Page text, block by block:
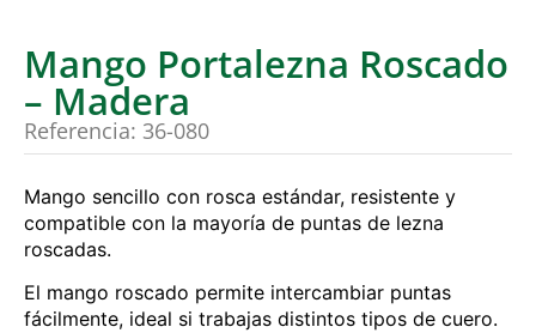
Mango Portalezna Roscado
– Madera
Referencia: 36-080
Mango sencillo con rosca estándar, resistente y
compatible con la mayoría de puntas de lezna
roscadas.
El mango roscado permite intercambiar puntas
fácilmente, ideal si trabajas distintos tipos de cuero.